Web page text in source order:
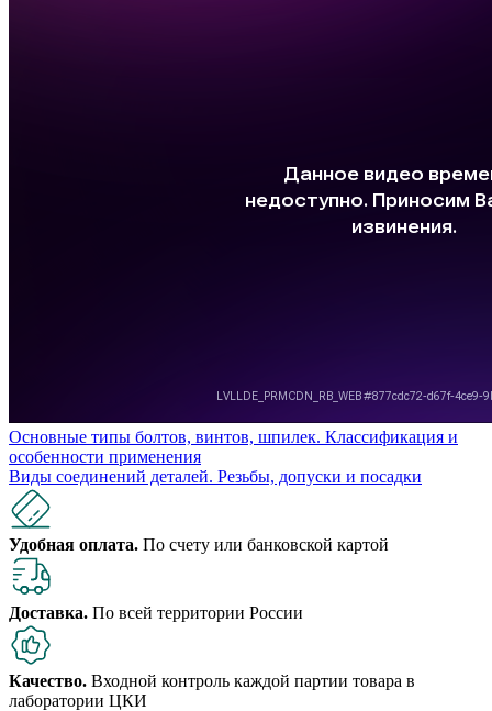
Основные типы болтов, винтов, шпилек. Классификация и
особенности применения
Виды соединений деталей. Резьбы, допуски и посадки
Удобная оплата. По счету или банковской картой
Доставка. По всей территории России
Качество. Входной контроль каждой партии товара в
лаборатории ЦКИ